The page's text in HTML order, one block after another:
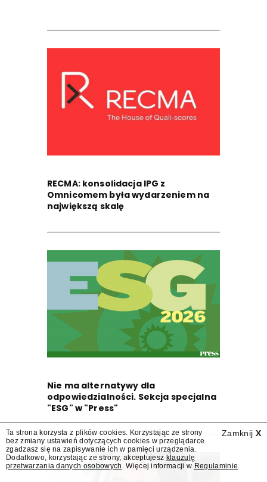
RECMA: konsolidacja IPG z
Omnicomem była wydarzeniem na
największą skalę
Nie ma alternatywy dla
odpowiedzialności. Sekcja specjalna
"ESG" w "Press"
Zamknij X
Ta strona korzysta z plików cookies. Korzystając ze strony
bez zmiany ustawień dotyczących cookies w przeglądarce
zgadzasz się na zapisywanie ich w pamięci urządzenia.
Dodatkowo, korzystając ze strony, akceptujesz klauzulę
przetwarzania danych osobowych . Więcej informacji w Regulaminie.